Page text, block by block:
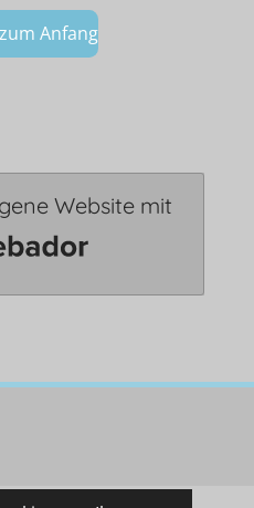
Anfang
Website mit